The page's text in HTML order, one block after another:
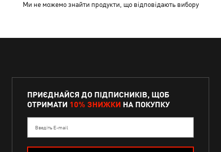
Ми не можемо знайти продукти, що відповідають вибору
ПРИЄДНАЙСЯ ДО ПІДПИСНИКІВ, ЩОБ
ОТРИМАТИ 10% ЗНИЖКИ НА ПОКУПКУ
Введіть E-mail